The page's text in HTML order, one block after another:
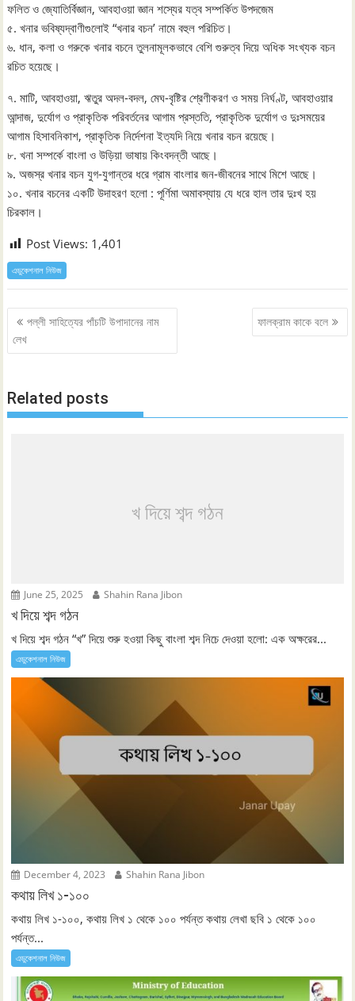
ফলিত ও জ্যোতির্বিজ্ঞান, আবহাওয়া জ্ঞান শস্যের যত্ব সম্পর্কিত উপদজেম
৫. খনার ভবিষ্যদ্বাণীগুলােই “খনার বচন’ নামে বহুল পরিচিত।
৬. ধান, কলা ও গরুকে খনার বচনে তুলনামূলকভাবে বেশি গুরুত্ব দিয়ে অধিক সংখ্যক বচন
রচিত হয়েছে।
৭. মাটি, আবহাওয়া, ঋতুর অদল-বদল, মেঘ-বৃষ্টির শ্রেণীকরণ ও সময় নির্ঘণ্ট, আবহাওয়ার
আন্দাজ, দুর্যোগ ও প্রাকৃতিক পরিবর্তনের আগাম প্রস্ততি, প্রাকৃতিক দুর্যোগ ও দুঃসময়ের
আগাম হিসাবনিকাশ, প্রাকৃতিক নির্দেশনা ইত্যদি নিয়ে খনার বচন রয়েছে।
৮. খনা সম্পর্কে বাংলা ও উড়িয়া ভাষায় কিংবদন্তী আছে।
৯. অজস্র খনার বচন যুগ-যুগান্তর ধরে গ্রাম বাংলার জন-জীবনের সাথে মিশে আছে।
১০. খনার বচনের একটি উদাহরণ হলাে : পূর্ণিমা অমাবস্যায় যে ধরে হাল তার দুঃখ হয়
চিরকাল।
Post Views: 1,401
এডুকেশনাল নিউজ
Post
navigation
পল্লী সাহিত্যের পাঁচটি উপাদানের নাম
লেখ
ফালক্রাম কাকে বলে
Related posts
খ দিয়ে শব্দ গঠন
June 25, 2025 Shahin Rana Jibon
খ দিয়ে শব্দ গঠন
খ দিয়ে শব্দ গঠন “খ” দিয়ে শুরু হওয়া কিছু বাংলা শব্দ নিচে দেওয়া হলো: এক অক্ষরের...
এডুকেশনাল নিউজ
December 4, 2023 Shahin Rana Jibon
কথায় লিখ ১-১০০
কথায় লিখ ১-১০০, কথায় লিখ ১ থেকে ১০০ পর্যন্ত কথায় লেখা ছবি ১ থেকে ১০০
পর্যন্ত...
এডুকেশনাল নিউজ